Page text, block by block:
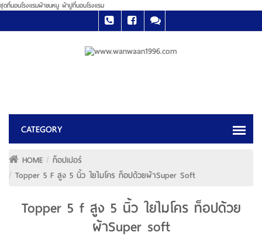
ชุดที่นอนโรงแรมผ้าขนหนู ผ้าปูที่นอนโรงแรม
HOME
ท็อปเปอร์
Topper 5 F สูง 5 นิ้ว ใยไมโคร ท็อปด้วยผ้าSuper Soft
Topper 5 f สูง 5 นิ้ว ใยไมโคร ท็อปด้วย
ผ้าSuper soft